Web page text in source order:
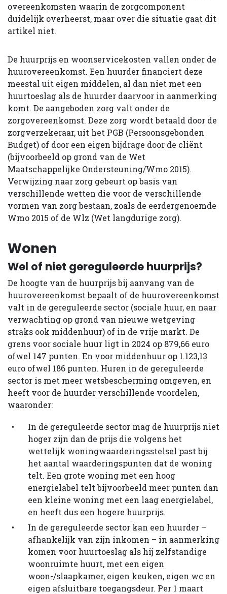
overeenkomsten waarin de zorgcomponent
duidelijk overheerst, maar over die situatie gaat dit
artikel niet.
De huurprijs en woonservicekosten vallen onder de
huurovereenkomst. Een huurder financiert deze
meestal uit eigen middelen, al dan niet met een
huurtoeslag als de huurder daarvoor in aanmerking
komt. De aangeboden zorg valt onder de
zorgovereenkomst. Deze zorg wordt betaald door de
zorgverzekeraar, uit het PGB (Persoonsgebonden
Budget) of door een eigen bijdrage door de cliënt
(bijvoorbeeld op grond van de Wet
Maatschappelijke Ondersteuning/Wmo 2015).
Verwijzing naar zorg gebeurt op basis van
verschillende wetten die voor de verschillende
vormen van zorg bestaan, zoals de eerdergenoemde
Wmo 2015 of de Wlz (Wet langdurige zorg).
Wonen
Wel of niet gereguleerde huurprijs?
De hoogte van de huurprijs bij aanvang van de
huurovereenkomst bepaalt of de huurovereenkomst
valt in de gereguleerde sector (sociale huur, en naar
verwachting op grond van nieuwe wetgeving
straks ook middenhuur) of in de vrije markt. De
grens voor sociale huur ligt in 2024 op 879,66 euro
ofwel 147 punten. En voor middenhuur op 1.123,13
euro ofwel 186 punten. Huren in de gereguleerde
sector is met meer wetsbescherming omgeven, en
heeft voor de huurder verschillende voordelen,
waaronder:
In de gereguleerde sector mag de huurprijs niet
hoger zijn dan de prijs die volgens het
wettelijk woningwaarderingsstelsel past bij
het aantal waarderingspunten dat de woning
telt. Een grote woning met een hoog
energielabel telt bijvoorbeeld meer punten dan
een kleine woning met een laag energielabel,
en heeft dus een hogere huurprijs.
In de gereguleerde sector kan een huurder –
afhankelijk van zijn inkomen – in aanmerking
komen voor huurtoeslag als hij zelfstandige
woonruimte huurt, met een eigen
woon-/slaapkamer, eigen keuken, eigen wc en
eigen afsluitbare toegangsdeur. Per 1 maart